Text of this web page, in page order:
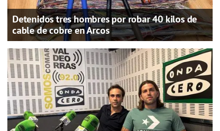
Detenidos tres hombres por robar 40 kilos de
cable de cobre en Arcos